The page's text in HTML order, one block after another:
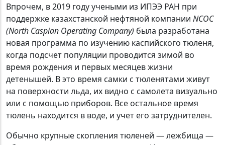
Впрочем, в 2019 году учеными из ИПЭЭ РАН при
поддержке казахстанской нефтяной компании NCOC
(North Caspian Operating Company) была разработана
новая программа по изучению каспийского тюленя,
когда подсчет популяции проводится зимой во
время рождения и первых месяцев жизни
детенышей. В это время самки с тюленятами живут
на поверхности льда, их видно с самолета визуально
или с помощью приборов. Все остальное время
тюлень находится в воде, и учет его затруднителен.
Обычно крупные скопления тюленей — лежбища —